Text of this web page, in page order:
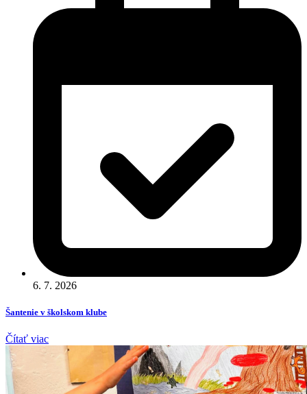
6. 7. 2026
Šantenie v školskom klube
Čítať viac